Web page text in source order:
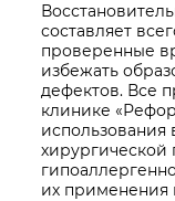
составляет
проверенные
избежать
дефектов. Все
клинике
использования
хирургической
их применения